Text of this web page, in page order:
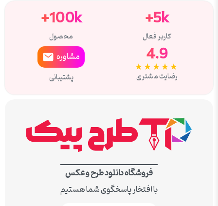
5k+
کاربر فعال
100k+
محصول
4.9
★★★★★
رضایت مشتری
مشاوره
پشتیبانی
فروشگاه دانلود طرح و عکس
با افتخار پاسخگوی شما هستیم